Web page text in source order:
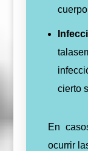
cierto
En
ocurrir